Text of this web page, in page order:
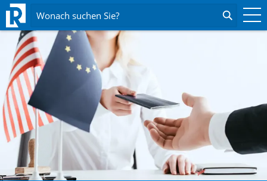
Wonach suchen Sie?